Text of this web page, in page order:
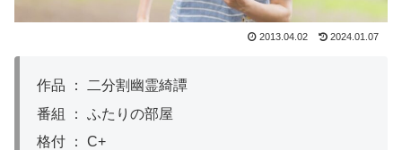
2013.04.02 2024.01.07
作品 ： 二分割幽霊綺譚
番組 ： ふたりの部屋
格付 ： C+